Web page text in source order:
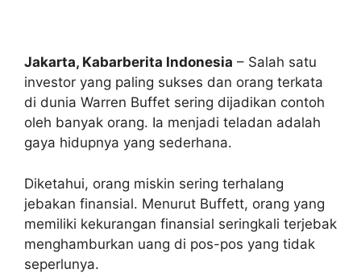
Jakarta, Kabarberita Indonesia – Salah satu
investor yang paling sukses dan orang terkata
di dunia Warren Buffet sering dijadikan contoh
oleh banyak orang. Ia menjadi teladan adalah
gaya hidupnya yang sederhana.
Diketahui, orang miskin sering terhalang
jebakan finansial. Menurut Buffett, orang yang
memiliki kekurangan finansial seringkali terjebak
menghamburkan uang di pos-pos yang tidak
seperlunya.